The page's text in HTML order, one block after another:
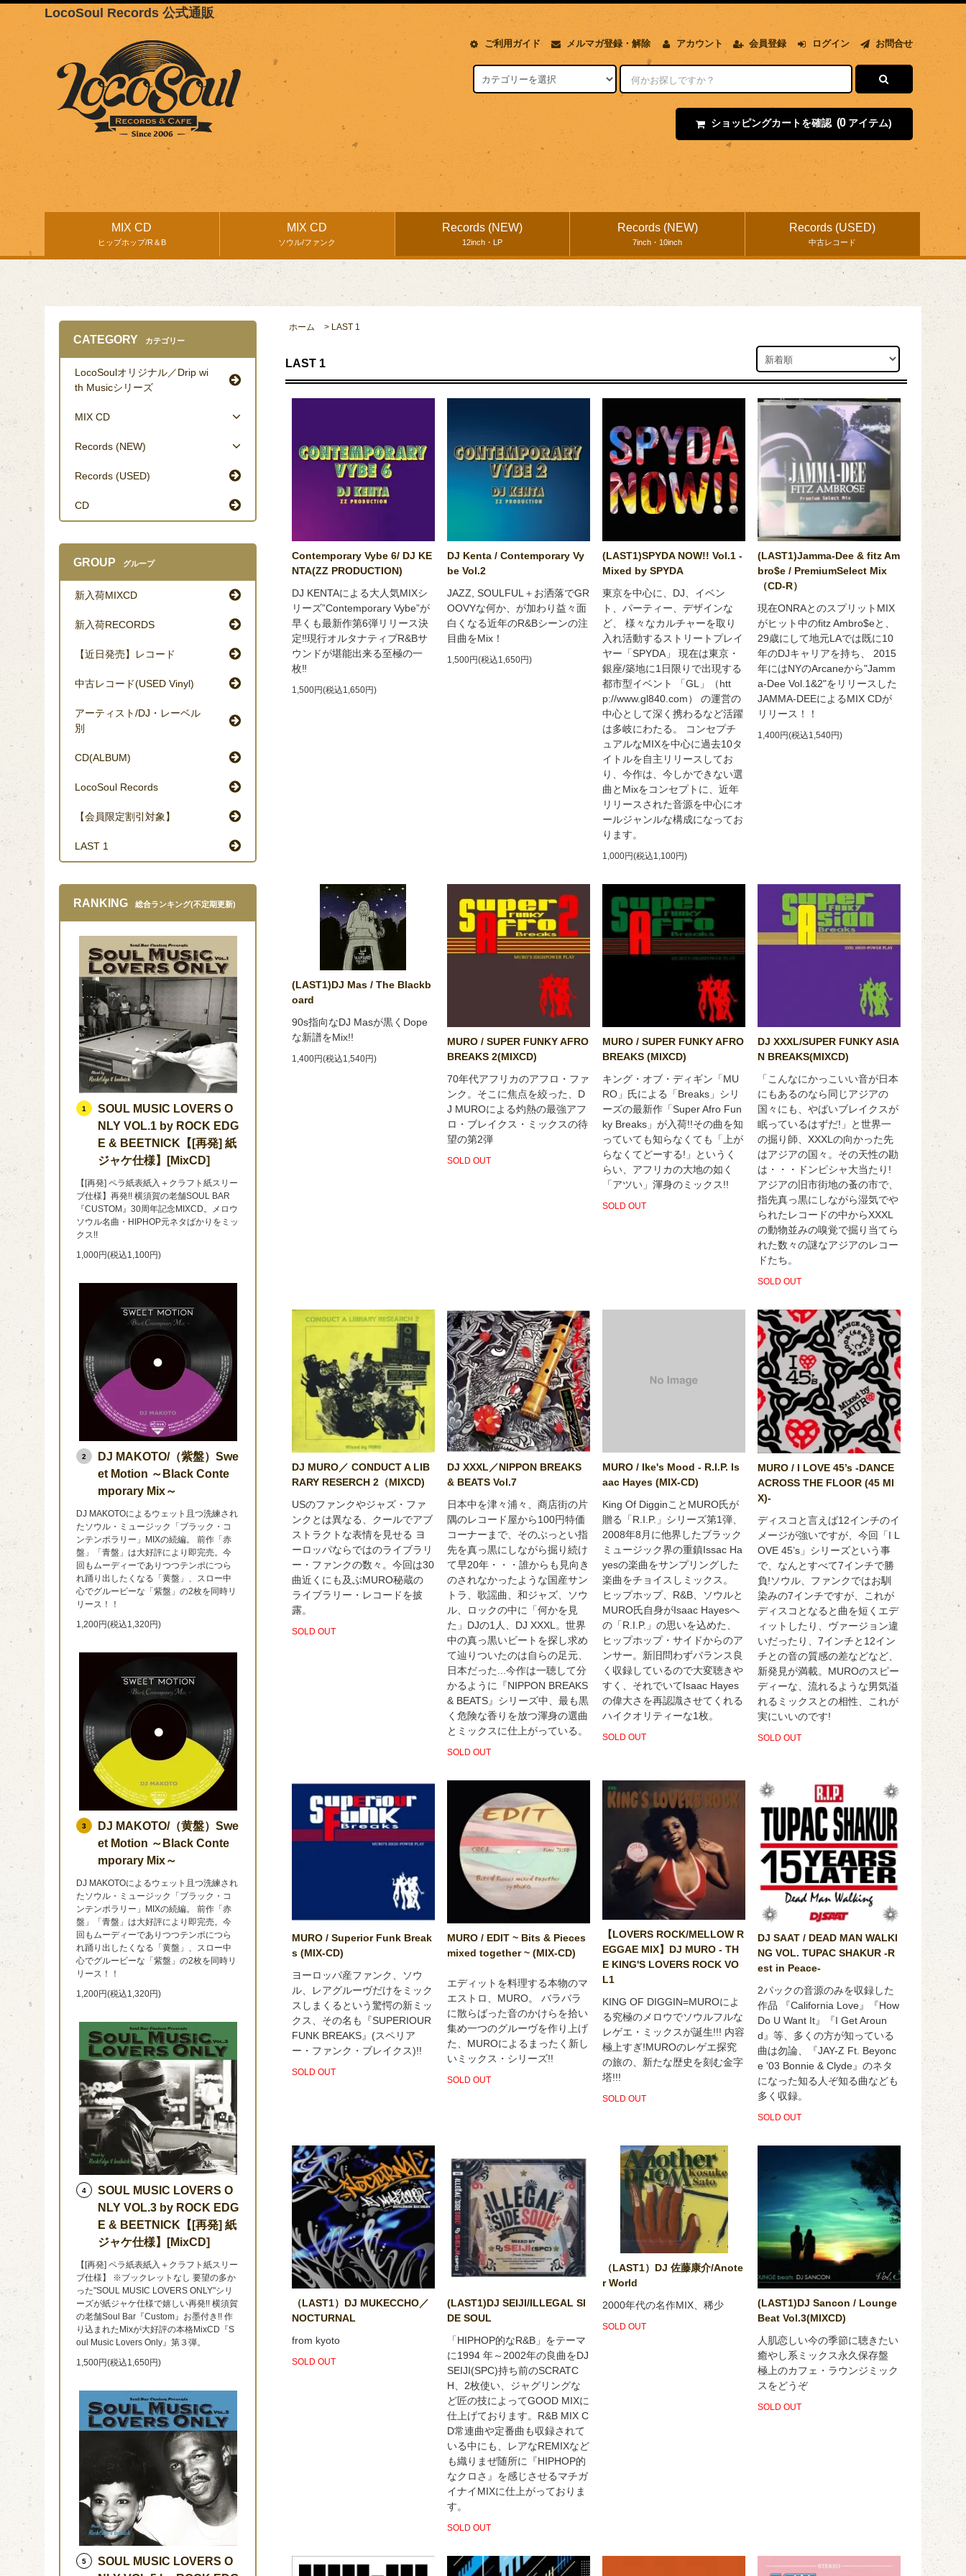
LocoSoul Records 公式通販
ご利用ガイド メルマガ登録・解除 アカウント 会員登録 ログイン お問合せ
ショッピングカートを確認 (0 アイテム)
MIX CD
ヒップホップ/R＆B
MIX CD
ソウル/ファンク
Records (NEW)
12inch・LP
Records (NEW)
7inch・10inch
Records (USED)
中古レコード
ホーム > LAST 1
LAST 1
Contemporary Vybe 6/ DJ KE
NTA(ZZ PRODUCTION)
DJ KENTAによる大人気MIXシ
リーズ”Contemporary Vybe”が
早くも最新作第6弾リリース決
定‼︎現行オルタナティブR&Bサ
ウンドが堪能出来る至極の一
枚‼︎
1,500円(税込1,650円)
DJ Kenta / Contemporary Vy
be Vol.2
JAZZ, SOULFUL＋お洒落でGR
OOVYな何か、が加わり益々面
白くなる近年のR&Bシーンの注
目曲をMix！
1,500円(税込1,650円)
(LAST1)SPYDA NOW!! Vol.1 -
Mixed by SPYDA
東京を中心に、DJ、イベン
ト、パーティー、デザインな
ど、 様々なカルチャーを取り
入れ活動するストリートプレイ
ヤー「SPYDA」 現在は東京・
銀座/築地に1日限りで出現する
都市型イベント 「GL」（htt
p://www.gl840.com） の運営の
中心として深く携わるなど活躍
は多岐にわたる。 コンセプチ
ュアルなMIXを中心に過去10タ
イトルを自主リリースしてお
り、今作は、今しかできない選
曲とMixをコンセプトに、近年
リリースされた音源を中心にオ
ールジャンルな構成になってお
ります。
1,000円(税込1,100円)
(LAST1)Jamma-Dee & fitz Am
bro$e / PremiumSelect Mix
（CD-R）
現在ONRAとのスプリットMIX
がヒット中のfitz Ambro$eと、
29歳にして地元LAでは既に10
年のDJキャリアを持ち、 2015
年にはNYのArcaneから"Jamm
a-Dee Vol.1&2"をリリースした
JAMMA-DEEによるMIX CDが
リリース！！
1,400円(税込1,540円)
(LAST1)DJ Mas / The Blackb
oard
90s指向なDJ Masが黒くDope
な新譜をMix!!
1,400円(税込1,540円)
MURO / SUPER FUNKY AFRO
BREAKS 2(MIXCD)
70年代アフリカのアフロ・ファ
ンク。そこに焦点を絞った、D
J MUROによる灼熱の最強アフ
ロ・ブレイクス・ミックスの待
望の第2弾
SOLD OUT
MURO / SUPER FUNKY AFRO
BREAKS (MIXCD)
キング・オブ・ディギン「MU
RO」氏による「Breaks」シリ
ーズの最新作「Super Afro Fun
ky Breaks」が入荷!!その曲を知
っていても知らなくても「上が
らなくてどーする!」というく
らい、アフリカの大地の如く
「アツい」渾身のミックス!!
SOLD OUT
DJ XXXL/SUPER FUNKY ASIA
N BREAKS(MIXCD)
「こんなにかっこいい音が日本
にもあるのなら同じアジアの
国々にも、やばいブレイクスが
眠っているはずだ!」と世界一
の掘り師、XXXLの向かった先
はアジアの国々。その天性の勘
は・・・ドンピシャ大当たり!
アジアの旧市街地の蚤の市で、
指先真っ黒にしながら湿気でや
られたレコードの中からXXXL
の動物並みの嗅覚で掘り当てら
れた数々の謎なアジアのレコー
ドたち。
SOLD OUT
DJ MURO／ CONDUCT A LIB
RARY RESERCH 2（MIXCD)
USのファンクやジャズ・ファ
ンクとは異なる、クールでアブ
ストラクトな表情を見せる ヨ
ーロッパならではのライブラリ
ー・ファンクの数々。今回は30
曲近くにも及ぶMURO秘蔵の
ライブラリー・レコードを披
露。
SOLD OUT
DJ XXXL／NIPPON BREAKS
& BEATS Vol.7
日本中を津々浦々、商店街の片
隅のレコード屋から100円特価
コーナーまで、そのぶっとい指
先を真っ黒にしながら掘り続け
て早20年・・・誰からも見向き
のされなかったような国産サン
トラ、歌謡曲、和ジャズ、ソウ
ル、ロックの中に「何かを見
た」DJの1人、DJ XXXL。世界
中の真っ黒いビートを探し求め
て辿りついたのは自らの足元、
日本だった...今作は一聴して分
かるように『NIPPON BREAKS
& BEATS』シリーズ中、最も黒
く危険な香りを放つ渾身の選曲
とミックスに仕上がっている。
SOLD OUT
MURO / Ike's Mood - R.I.P. Is
aac Hayes (MIX-CD)
King Of DigginことMURO氏が
贈る「R.I.P.」シリーズ第1弾、
2008年8月に他界したブラック
ミュージック界の重鎮Issac Ha
yesの楽曲をサンプリングした
楽曲をチョイスしミックス。
ヒップホップ、R&B、ソウルと
MURO氏自身がIsaac Hayesへ
の「R.I.P.」の思いを込めた、
ヒップホップ・サイドからのア
ンサー。新旧問わずバランス良
く収録しているので大変聴きや
すく、それでいてIsaac Hayes
の偉大さを再認識させてくれる
ハイクオリティーな1枚。
SOLD OUT
MURO / I LOVE 45’s -DANCE
ACROSS THE FLOOR (45 MI
X)-
ディスコと言えば12インチのイ
メージが強いですが、今回「I L
OVE 45’s」シリーズという事
で、なんとすべて7インチで勝
負!ソウル、ファンクではお馴
染みの7インチですが、これが
ディスコとなると曲を短くエデ
ィットしたり、ヴァージョン違
いだったり、7インチと12イン
チとの音の質感の差などなど、
新発見が満載。MUROのスピー
ディーな、流れるような男気溢
れるミックスとの相性、これが
実にいいのです!
SOLD OUT
MURO / Superior Funk Break
s (MIX-CD)
ヨーロッパ産ファンク、ソウ
ル、レアグルーヴだけをミック
スしまくるという驚愕の新ミッ
クス、その名も『SUPERIOUR
FUNK BREAKS』(スペリア
ー・ファンク・ブレイクス)!!
SOLD OUT
MURO / EDIT ~ Bits & Pieces
mixed together ~ (MIX-CD)
エディットを料理する本物のマ
エストロ、MURO。 バラバラ
に散らばった音のかけらを拾い
集め一つのグルーヴを作り上げ
た、MUROによるまったく新し
いミックス・シリーズ!!
SOLD OUT
【LOVERS ROCK/MELLOW R
EGGAE MIX】DJ MURO - TH
E KING'S LOVERS ROCK VO
L1
KING OF DIGGIN=MUROによ
る究極のメロウでソウルフルな
レゲエ・ミックスが誕生!!! 内容
極上すぎ!MUROのレゲエ探究
の旅の、新たな歴史を刻む金字
塔!!!
SOLD OUT
DJ SAAT / DEAD MAN WALKI
NG VOL. TUPAC SHAKUR -R
est in Peace-
2パックの音源のみを収録した
作品 『California Love』『How
Do U Want It』『I Get Aroun
d』等、多くの方が知っている
曲は勿論、『JAY-Z Ft. Beyonc
e '03 Bonnie & Clyde』のネタ
になった知る人ぞ知る曲なども
多く収録。
SOLD OUT
（LAST1）DJ MUKECCHO／
NOCTURNAL
from kyoto
SOLD OUT
(LAST1)DJ SEIJI/ILLEGAL SI
DE SOUL
「HIPHOP的なR&B」をテーマ
に1994 年～2002年の良曲をDJ
SEIJI(SPC)持ち前のSCRATC
H、2枚使い、ジャグリングな
ど匠の技によってGOOD MIXに
仕上げております。R&B MIX C
D常連曲や定番曲も収録されて
いる中にも、レアなREMIXなど
も織りまぜ随所に『HIPHOP的
なクロさ』を感じさせるマチガ
イナイMIXに仕上がっておりま
す。
SOLD OUT
（LAST1）DJ 佐藤康介/Anote
r World
2000年代の名作MIX、稀少
SOLD OUT
(LAST1)DJ Sancon / Lounge
Beat Vol.3(MIXCD)
人肌恋しい今の季節に聴きたい
癒やし系ミックス永久保存盤
極上のカフェ・ラウンジミック
スをどうぞ
SOLD OUT
CATEGORY カテゴリー
LocoSoulオリジナル／Drip wi
th Musicシリーズ
MIX CD
Records (NEW)
Records (USED)
CD
GROUP グループ
新入荷MIXCD
新入荷RECORDS
【近日発売】レコード
中古レコード(USED Vinyl)
アーティスト/DJ・レーベル
別
CD(ALBUM)
LocoSoul Records
【会員限定割引対象】
LAST 1
RANKING 総合ランキング(不定期更新)
1
SOUL MUSIC LOVERS O
NLY VOL.1 by ROCK EDG
E & BEETNICK【[再発] 紙
ジャケ仕様】[MixCD]
【[再発] ペラ紙表紙入＋クラフト紙スリー
ブ仕様】再発!! 横須賀の老舗SOUL BAR
『CUSTOM』30周年記念MIXCD。メロウ
ソウル名曲・HIPHOP元ネタばかりをミッ
クス!!
1,000円(税込1,100円)
2
DJ MAKOTO/（紫盤）Swe
et Motion ～Black Conte
mporary Mix～
DJ MAKOTOによるウェット且つ洗練され
たソウル・ミュージック「ブラック・コ
ンテンポラリー」MIXの続編。 前作「赤
盤」「青盤」は大好評により即完売。今
回もムーディーでありつつテンポにつら
れ踊り出したくなる「黄盤」、スロー中
心でグルービーな「紫盤」の2枚を同時リ
リース！！
1,200円(税込1,320円)
3
DJ MAKOTO/（黄盤）Swe
et Motion ～Black Conte
mporary Mix～
DJ MAKOTOによるウェット且つ洗練され
たソウル・ミュージック「ブラック・コ
ンテンポラリー」MIXの続編。 前作「赤
盤」「青盤」は大好評により即完売。今
回もムーディーでありつつテンポにつら
れ踊り出したくなる「黄盤」、スロー中
心でグルービーな「紫盤」の2枚を同時リ
リース！！
1,200円(税込1,320円)
4
SOUL MUSIC LOVERS O
NLY VOL.3 by ROCK EDG
E & BEETNICK【[再発] 紙
ジャケ仕様】[MixCD]
【[再発] ペラ紙表紙入＋クラフト紙スリー
ブ仕様】 ※ブックレットなし 要望の多か
った"SOUL MUSIC LOVERS ONLY"シリ
ーズが紙ジャケ仕様で嬉しい再発!! 横須賀
の老舗Soul Bar『Custom』お墨付き!! 作
り込まれたMixが大好評の本格MixCD『S
oul Music Lovers Only』第３弾。
1,500円(税込1,650円)
5
SOUL MUSIC LOVERS O